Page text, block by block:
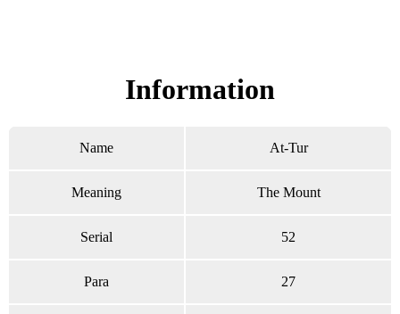
Information
Name At-Tur
Meaning The Mount
Serial 52
Para 27